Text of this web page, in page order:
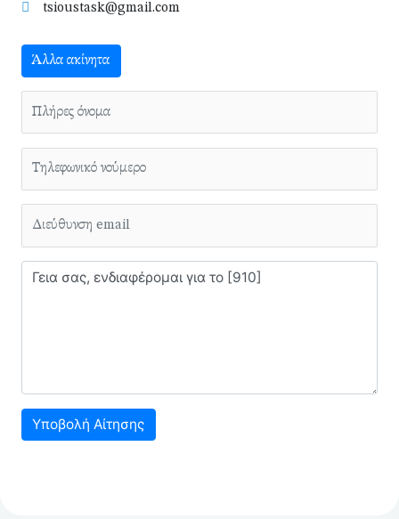
tsioustask@gmail.com
Άλλα ακίνητα
Υποβολή Αίτησης